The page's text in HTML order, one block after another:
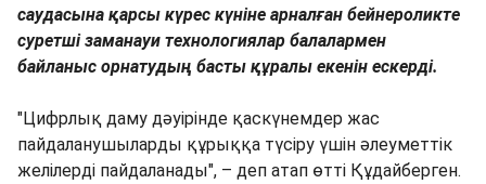
саудасына қарсы күрес күніне арналған бейнероликте
суретші заманауи технологиялар балалармен
байланыс орнатудың басты құралы екенін ескерді.
"Цифрлық даму дәуірінде қаскүнемдер жас
пайдаланушыларды құрыққа түсіру үшін әлеуметтік
желілерді пайдаланады", – деп атап өтті Құдайберген.